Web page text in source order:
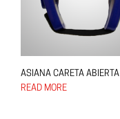
ASIANA CARETA ABIERTA
READ MORE